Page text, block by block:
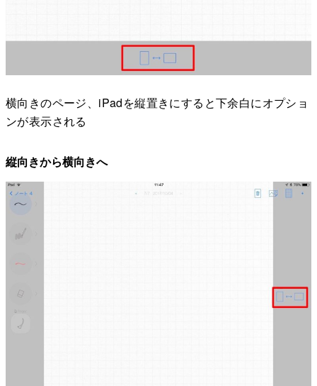
横向きのページ、iPadを縦置きにすると下余白にオプショ
ンが表示される
縦向きから横向きへ